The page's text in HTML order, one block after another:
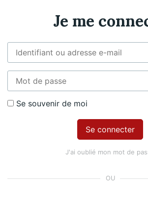
99 €
Exclusif
Je me
Se souvenir de moi
J'ai oublié mon mot de